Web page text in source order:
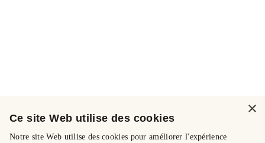
×
Ce site Web utilise des cookies
Notre site Web utilise des cookies pour améliorer l'expérience